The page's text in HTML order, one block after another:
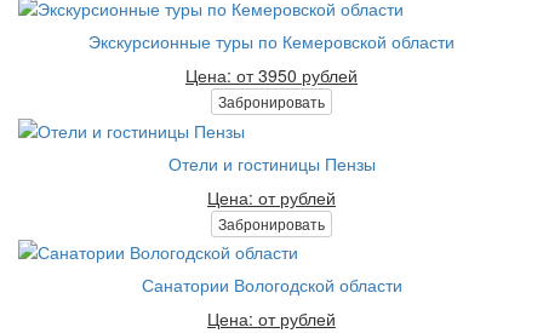
Экскурсионные туры по Кемеровской области
Цена: от 3950 рублей
Забронировать
Отели и гостиницы Пензы
Цена: от рублей
Забронировать
Санатории Вологодской области
Цена: от рублей